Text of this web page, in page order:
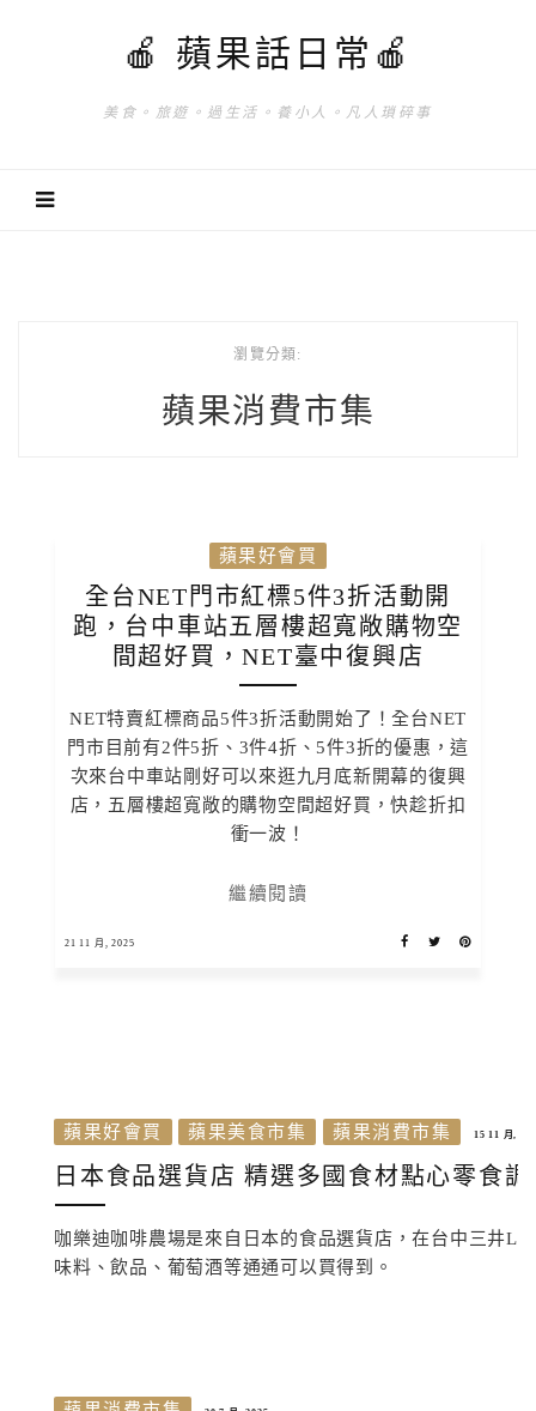
🍎 蘋果話日常🍎
美食。旅遊。過生活。養小人。凡人瑣碎事
瀏覽分類:
蘋果消費市集
蘋果好會買
全台NET門市紅標5件3折活動開
跑，台中車站五層樓超寬敞購物空
間超好買，NET臺中復興店
NET特賣紅標商品5件3折活動開始了！全台NET
門市目前有2件5折、3件4折、5件3折的優惠，這
次來台中車站剛好可以來逛九月底新開幕的復興
店，五層樓超寬敞的購物空間超好買，快趁折扣
衝一波！
繼續閱讀
21 11 月, 2025
蘋果好會買 蘋果美食市集 蘋果消費市集 15 11 月,
日本食品選貨店 精選多國食材點心零食
咖樂迪咖啡農場是來自日本的食品選貨店，在台中三井
味料、飲品、葡萄酒等通通可以買得到。